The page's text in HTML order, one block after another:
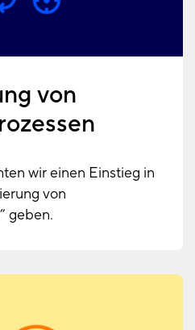
von
wir einen Einstieg in
von
geben.